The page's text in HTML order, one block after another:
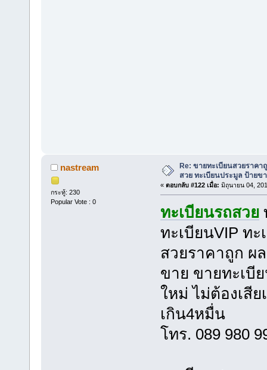
nastream
กระทู้: 230
Popular Vote : 0
Re: ขายทะเบียนสวยราคา
สวย ทะเบียนประมูล ป้ายข
« ตอบกลับ #122 เมื่อ: มิถุนายน 04,
ทะเบียนรถสวย
ทะเบียนVIP ท
สวยราคาถูก ผ
ขาย ขายทะเบี
ใหม่ ไม่ต้องเสีย
เกิน4หมื่น
โทร. 089 980